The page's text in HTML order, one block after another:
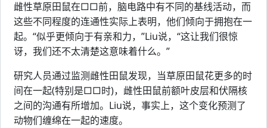
雌性草原田鼠在□□前，脑电路中有不同的基线活动，而
这些不同程度的连通性实际上表明，他们倾向于拥抱在一
起。“似乎更倾向于有亲和力，”Liu说，“这让我们很惊
讶，我们还不太清楚这意味着什么。”
研究人员通过监测雌性田鼠发现，当草原田鼠花更多的时
间在一起(特别是□□时)，雌性田鼠前额叶皮层和伏隔核
之间的沟通有所增加。Liu说，事实上，这个变化预测了
动物们缠绵在一起的速度。